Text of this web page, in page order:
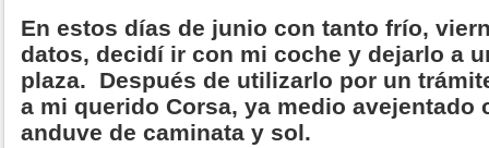
En estos días de junio con tanto frío,
datos, decidí ir con mi coche y dejarlo a
plaza. Después de utilizarlo por un
a mi querido Corsa, ya medio avejentado
anduve de caminata y sol.